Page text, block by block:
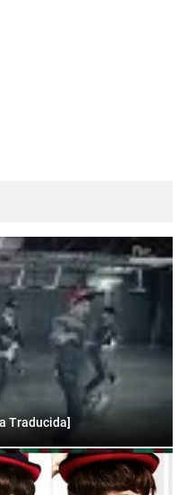
Traducida]